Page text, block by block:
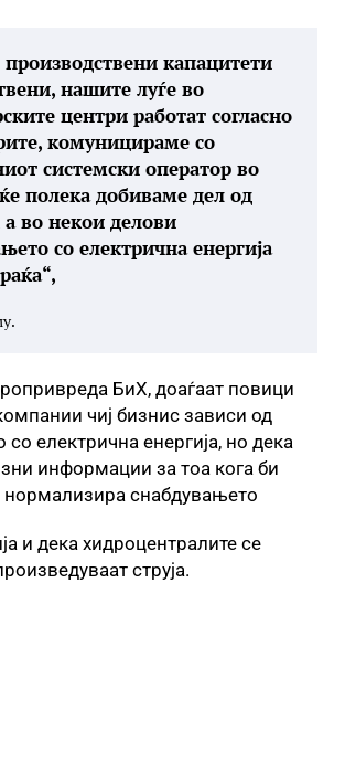
капацитети
нашите луѓе во
центри работат согласно
комуницираме со
системски оператор во
полека добиваме дел од
во некои делови
со електрична енергија
БиХ, доаѓаат повици
чиј бизнис зависи од
електрична енергија, но дека
информации за тоа кога би
снабдувањето
и дека хидроцентралите се
струја.